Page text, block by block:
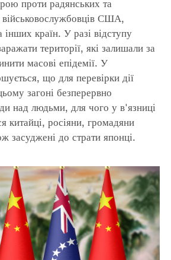
проти радянських та
військовослужбовців США,
інших країн. У разі відступу
території, які залишали за
масові епідемії. У
що для перевірки дії
загоні безперервно
над людьми, для чого у в'язниці
китайці, росіяни, громадяни
засуджені до страти японці.